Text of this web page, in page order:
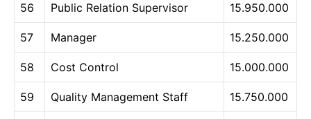
56 Public Relation Supervisor 15.950.000
57 Manager 15.250.000
58 Cost Control 15.000.000
59 Quality Management Staff 15.750.000